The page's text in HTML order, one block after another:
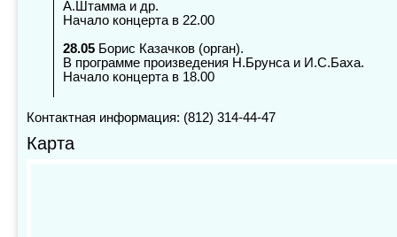
А.Штамма и др.
Начало концерта в 22.00
28.05 Борис Казачков (орган).
В программе произведения Н.Брунса и И.С.Баха.
Начало концерта в 18.00
Контактная информация: (812) 314-44-47
Карта